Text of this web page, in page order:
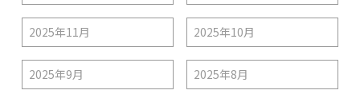
2025年11月 2025年10月
2025年9月 2025年8月